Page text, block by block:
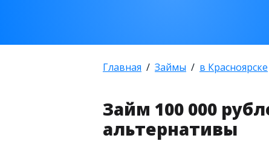
Главная Займы в Красноярске
Займ 100 000
альтернативы